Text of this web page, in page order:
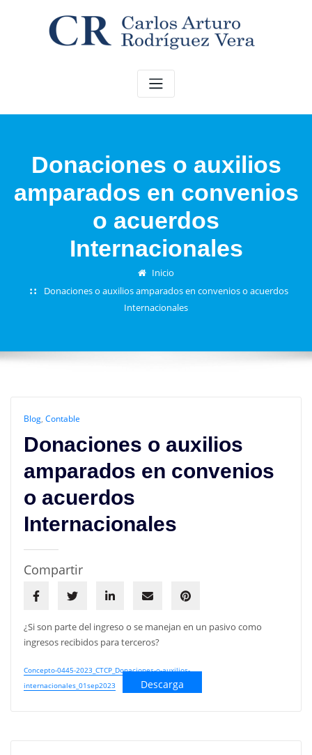
Donaciones o auxilios
amparados en convenios
o acuerdos
Internacionales
Inicio
Donaciones o auxilios amparados en convenios o acuerdos
Internacionales
Blog, Contable
Donaciones o auxilios
amparados en convenios
o acuerdos
Internacionales
Compartir
¿Si son parte del ingreso o se manejan en un pasivo como
ingresos recibidos para terceros?
Concepto-0445-2023_CTCP_Donaciones-o-auxilios-
internacionales_01sep2023
Descarga